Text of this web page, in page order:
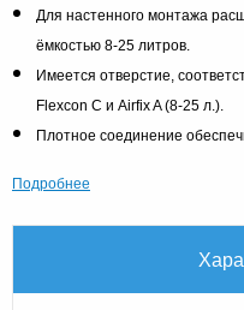
Для настенного монтажа
ёмкостью 8-25 литров.
Имеется отверстие,
Flexcon C и Airfix A (8-25 л.).
Плотное соединение
Подробнее